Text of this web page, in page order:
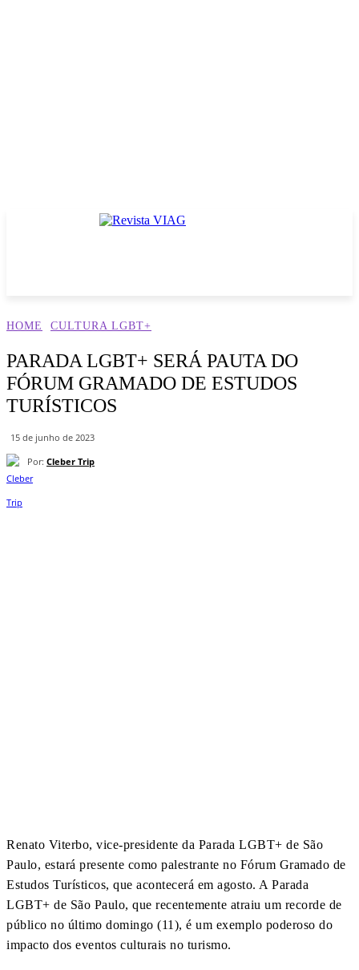
HOME CULTURA LGBT+
PARADA LGBT+ SERÁ PAUTA DO
FÓRUM GRAMADO DE ESTUDOS
TURÍ­STICOS
15 de junho de 2023
Por: Cleber Trip
Renato Viterbo, vice-presidente da Parada LGBT+ de São
Paulo, estará presente como palestrante no Fórum Gramado de
Estudos Turísticos, que acontecerá em agosto. A Parada
LGBT+ de São Paulo, que recentemente atraiu um recorde de
público no último domingo (11), é um exemplo poderoso do
impacto dos eventos culturais no turismo.